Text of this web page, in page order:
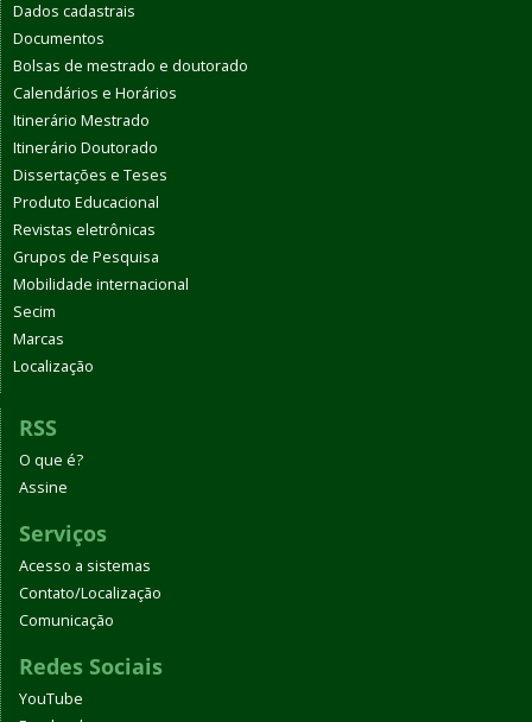
Dados cadastrais
Documentos
Bolsas de mestrado e doutorado
Calendários e Horários
Itinerário Mestrado
Itinerário Doutorado
Dissertações e Teses
Produto Educacional
Revistas eletrônicas
Grupos de Pesquisa
Mobilidade internacional
Secim
Marcas
Localização
RSS
O que é?
Assine
Serviços
Acesso a sistemas
Contato/Localização
Comunicação
Redes Sociais
YouTube